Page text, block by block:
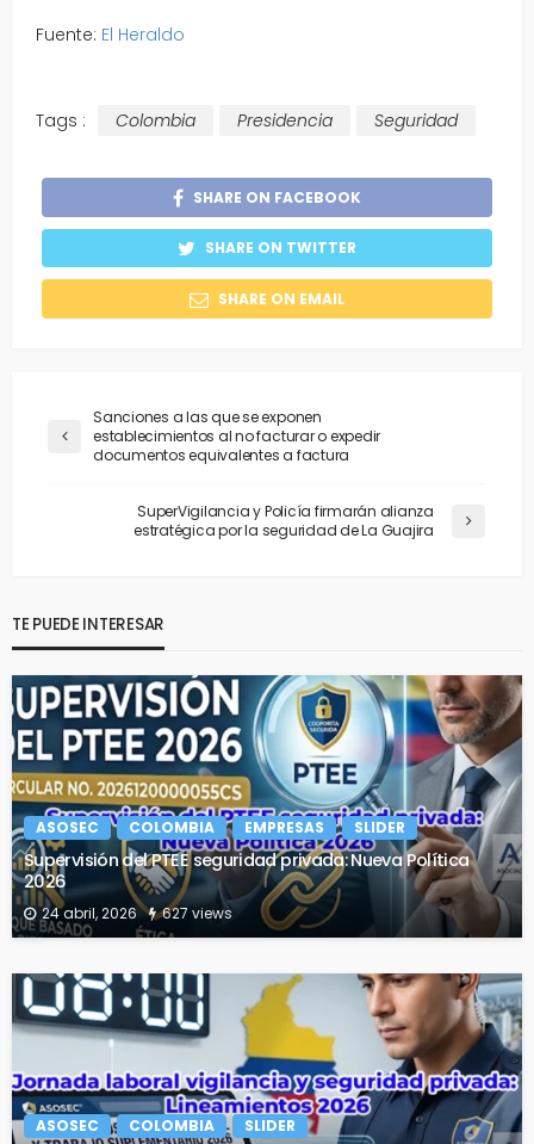
Fuente: El Heraldo
Tags : Colombia Presidencia Seguridad
SHARE ON FACEBOOK
SHARE ON TWITTER
SHARE ON EMAIL
Sanciones a las que se exponen
establecimientos al no facturar o expedir
documentos equivalentes a factura
SuperVigilancia y Policía firmarán alianza
estratégica por la seguridad de La Guajira
TE PUEDE INTERESAR
ASOSEC COLOMBIA EMPRESAS SLIDER
Supervisión del PTEE seguridad privada: Nueva Política
2026
24 abril, 2026 627 views
ASOSEC COLOMBIA SLIDER